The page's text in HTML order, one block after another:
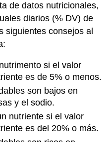
de datos nutricionales,
diarios (% DV) de
siguientes consejos al
si el valor
es de 5% o menos.
son bajos en
y el sodio.
nutriente si el valor
es del 20% o más.